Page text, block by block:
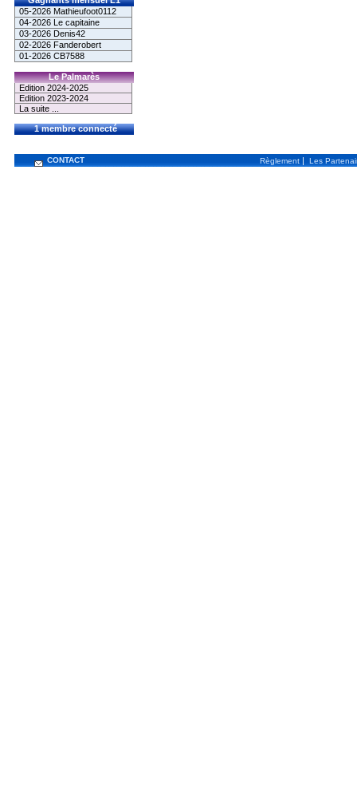
05-2026 Mathieufoot0112
04-2026 Le capitaine
03-2026 Denis42
02-2026 Fanderobert
01-2026 CB7588
Le Palmarès
Edition 2024-2025
Edition 2023-2024
La suite ...
1 membre connecté
CONTACT Règlement | Les